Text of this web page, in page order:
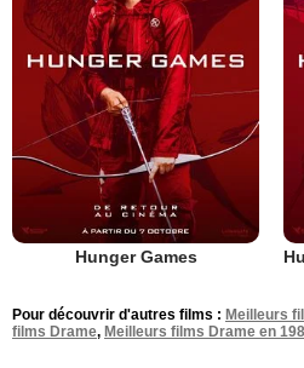
Hunger Games
Pour découvrir d'autres films : Meilleurs
films Drame, Meilleurs films Drame en